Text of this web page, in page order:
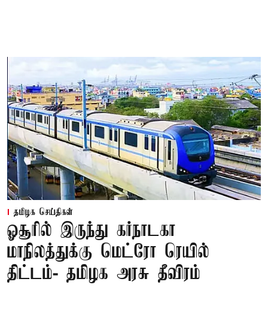
தமிழக செய்திகள்
ஓசூரில் இருந்து கர்நாடகா
மாநிலத்துக்கு மெட்ரோ ரெயில்
திட்டம்- தமிழக அரசு தீவிரம்